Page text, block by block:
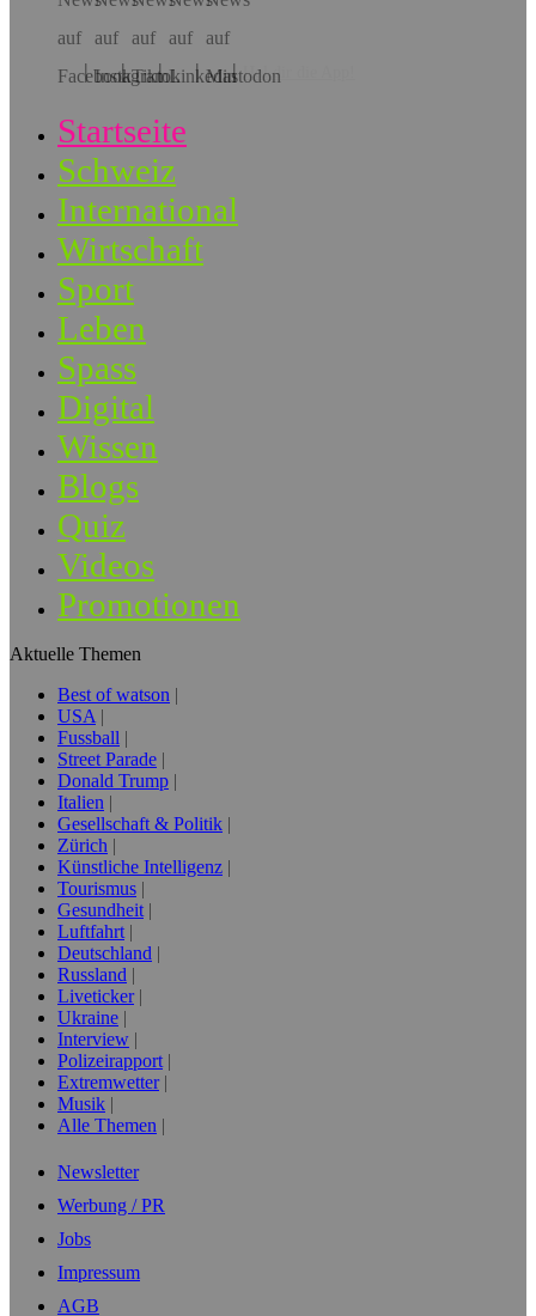
Hol dir die App!
Startseite
Schweiz
International
Wirtschaft
Sport
Leben
Spass
Digital
Wissen
Blogs
Quiz
Videos
Promotionen
Aktuelle Themen
Best of watson
USA
Fussball
Street Parade
Donald Trump
Italien
Gesellschaft & Politik
Zürich
Künstliche Intelligenz
Tourismus
Gesundheit
Luftfahrt
Deutschland
Russland
Liveticker
Ukraine
Interview
Polizeirapport
Extremwetter
Musik
Alle Themen
Newsletter
Werbung / PR
Jobs
Impressum
AGB